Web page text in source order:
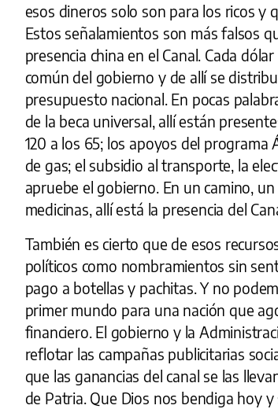
esos dineros solo son para los ricos y
Estos señalamientos son más falsos
presencia china en el Canal. Cada
común del gobierno y de allí se
presupuesto nacional. En pocas
de la beca universal, allí están
120 a los 65; los apoyos del
de gas; el subsidio al transporte, la
apruebe el gobierno. En un camino,
medicinas, allí está la presencia del
También es cierto que de esos
políticos como nombramientos sin
pago a botellas y pachitas. Y no
primer mundo para una nación que
financiero. El gobierno y la
reflotar las campañas publicitarias
que las ganancias del canal se las
de Patria. Que Dios nos bendiga hoy y